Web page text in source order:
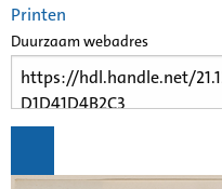
Printen
Duurzaam webadres